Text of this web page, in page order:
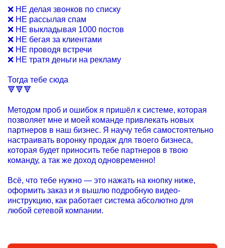
❌ НЕ делая звонков по списку
❌ НЕ рассылая спам
❌ НЕ выкладывая 1000 постов
❌ НЕ бегая за клиентами
❌ НЕ проводя встречи
❌ НЕ тратя деньги на рекламу
Тогда тебе сюда
🔻🔻🔻
Методом проб и ошибок я пришёл к системе, которая
позволяет мне и моей команде привлекать новых
партнеров в наш бизнес. Я научу тебя самостоятельно
настраивать воронку продаж для твоего бизнеса,
которая будет приносить тебе партнеров в твою
команду, а так же доход одновременно!
Всё, что тебе нужно — это нажать на кнопку ниже,
оформить заказ и я вышлю подробную видео-
инструкцию, как работает система абсолютно для
любой сетевой компании.